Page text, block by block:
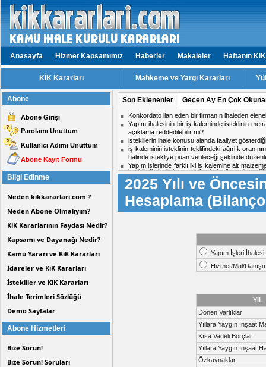
Anasayfa Hizmet Kapsamımız Haberler Makaleler Haftanın
KİK Kararları Mahkeme ve Yargı Kararları
Abone
Abone Girişi
Parolamı Unuttum
Kullanıcı Adımı Unuttum
Abone Kayıt Formu
Bilgi Edinme
Neden kikkararlari.com ?
Neden Abone Olmalıyım?
KiK Kararlarının Faydası Nedir?
Kapsamı ve Dayanağı Nedir?
Kamu Yararı ve KiK Kararları
İdareler ve KiK Kararları
İstekliler ve KiK Kararları
İhale Terimleri Sözlüğü
Demo Sayfalar
Abone Hizmetleri
Bize Sorun!
Bize Sorun! Soruları
Son Eklenenler Geçen Ay En Çok
Konkordato ilan eden bir firmanın ihaleden
Yapım ihalesinin bir iş kaleminde isteklinin
açıklama reddedilebilir mi?
isteklilerin ihale konusu alanda faaliyet
iş kaleminin isteklinin teklifindeki ağırlık
halinde istekliye puan verileceği şeklinde
Yapım işlerinde farklı iki iş kalemine ait
bir iş kaleminin malzeme ve işçilik birim
isteklilerin faaliyet alanlarına hangi internet
isteklilerin ihale konusu alanda faaliyet
Aynı ihalede iki firmadan birinin doküman
midir?
Hizmet işlerinde işin tamamlandığı tarih ile
ihale komisyon kararı için karşı oy kullanan
Personel taşıma ihalesinde, kesin teminat
Konkordato ilan eden bir firmanın ihaleden
Yapım ihalesinin bir iş kaleminde isteklinin
açıklama reddedilebilir mi?
Yapım işlerinde farklı iki iş kalemine ait
bir iş kaleminin malzeme ve işçilik birim
halinde istekliye puan verileceği şeklinde
2025 Yılı ve
Hesaplama
Yapım İşleri İhalesi
Hizmet/Mal/
YIL
Dönen Varlıklar
Yıllara Yaygın İnşaat
Kısa Vadeli Borçlar
Yıllara Yaygın İnşaat
Özkaynaklar